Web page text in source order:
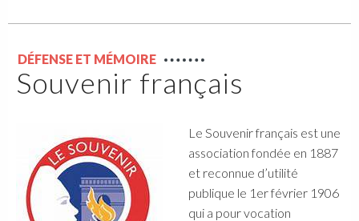
DÉFENSE ET MÉMOIRE
Souvenir français
Le Souvenir français est une
association fondée en 1887
et reconnue d’utilité
publique le 1er février 1906
qui a pour vocation